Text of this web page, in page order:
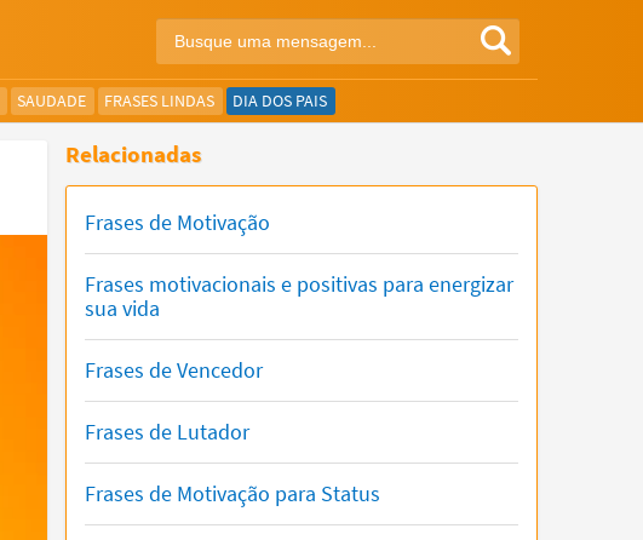
SAUDADE FRASES LINDAS DIA DOS PAIS
Relacionadas
Frases de Motivação
Frases motivacionais e positivas para energizar
sua vida
Frases de Vencedor
Frases de Lutador
Frases de Motivação para Status